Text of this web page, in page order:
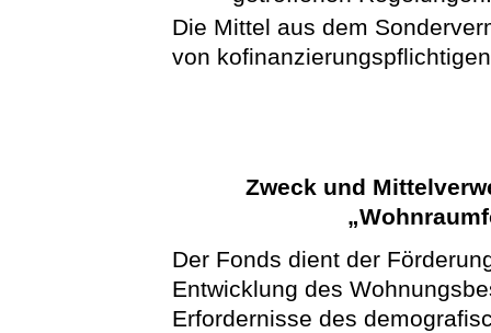
Die Mittel aus dem
von
Zweck und
Der Fonds dient der
Entwicklung des
Erfordernisse des